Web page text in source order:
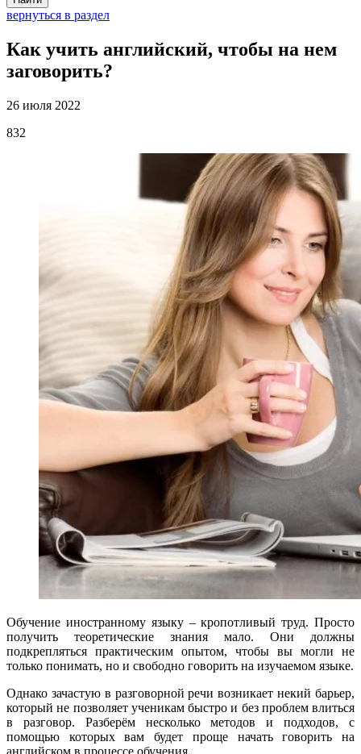
вернуться в раздел
Как учить английский, чтобы на нем
заговорить?
26 июля 2022
832
Обучение иностранному языку – кропотливый труд. Просто
получить теоретические знания мало. Они должны
подкрепляться практическим опытом, чтобы вы могли не
только понимать, но и свободно говорить на изучаемом языке.
Однако зачастую в разговорной речи возникает некий барьер,
который не позволяет ученикам быстро и без проблем влиться
в разговор. Разберём несколько методов и подходов, с
помощью которых вам будет проще начать говорить на
английском в процессе обучения.